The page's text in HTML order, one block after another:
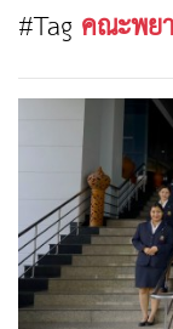
#Tag คณะพย